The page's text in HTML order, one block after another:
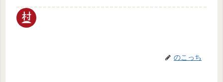
のこっち